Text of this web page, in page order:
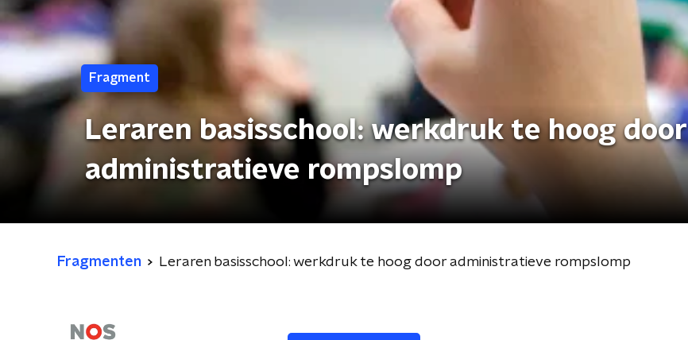
Fragment
Leraren basisschool: werkdruk te hoog door
administratieve rompslomp
Fragmenten Leraren basisschool: werkdruk te hoog door administratieve rompslomp